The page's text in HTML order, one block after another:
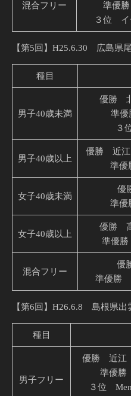
混合フリー
準優
３位 イ
【第5回】H25.6.30 広島県
種目
男子40歳未満
優勝
準優
３
男子40歳以上
優勝 近江
準優
女子40歳未満
優
準優
女子40歳以上
優勝
準優勝
混合フリー
優
準優勝
【第6回】H26.6.8 島根県出
種目
男子フリー
優勝 近江
準優勝
３位